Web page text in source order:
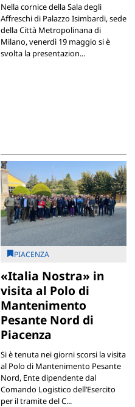
Nella cornice della Sala degli
Affreschi di Palazzo Isimbardi, sede
della Città Metropolinana di
Milano, venerdì 19 maggio si è
svolta la presentazion...
PIACENZA
«Italia Nostra» in
visita al Polo di
Mantenimento
Pesante Nord di
Piacenza
Si è tenuta nei giorni scorsi la visita
al Polo di Mantenimento Pesante
Nord, Ente dipendente dal
Comando Logistico dell’Esercito
per il tramite del C...